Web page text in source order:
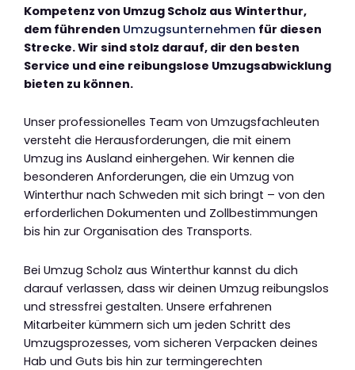
Kompetenz von Umzug Scholz aus Winterthur,
dem führenden Umzugsunternehmen für diesen
Strecke. Wir sind stolz darauf, dir den besten
Service und eine reibungslose Umzugsabwicklung
bieten zu können.
Unser professionelles Team von Umzugsfachleuten
versteht die Herausforderungen, die mit einem
Umzug ins Ausland einhergehen. Wir kennen die
besonderen Anforderungen, die ein Umzug von
Winterthur nach Schweden mit sich bringt – von den
erforderlichen Dokumenten und Zollbestimmungen
bis hin zur Organisation des Transports.
Bei Umzug Scholz aus Winterthur kannst du dich
darauf verlassen, dass wir deinen Umzug reibungslos
und stressfrei gestalten. Unsere erfahrenen
Mitarbeiter kümmern sich um jeden Schritt des
Umzugsprozesses, vom sicheren Verpacken deines
Hab und Guts bis hin zur termingerechten